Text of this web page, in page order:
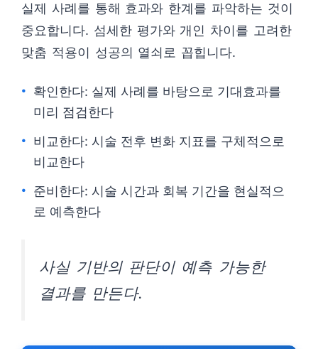
실제 사례를 통해 효과와 한계를 파악하는 것이
중요합니다. 섬세한 평가와 개인 차이를 고려한
맞춤 적용이 성공의 열쇠로 꼽힙니다.
확인한다: 실제 사례를 바탕으로 기대효과를
미리 점검한다
비교한다: 시술 전후 변화 지표를 구체적으로
비교한다
준비한다: 시술 시간과 회복 기간을 현실적으
로 예측한다
사실 기반의 판단이 예측 가능한
결과를 만든다.